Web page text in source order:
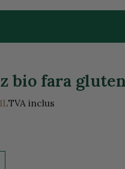
bio fara
1LTVA inclus